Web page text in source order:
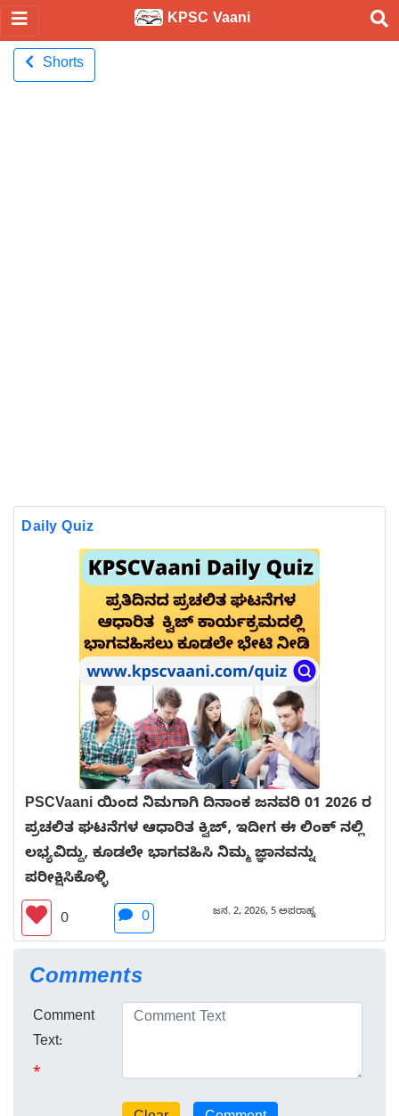
KPSC Vaani
Shorts
Daily Quiz
PSCVaani ಯಿಂದ ನಿಮಗಾಗಿ ದಿನಾಂಕ ಜನವರಿ 01 2026 ರ
ಪ್ರಚಲಿತ ಘಟನೆಗಳ ಆಧಾರಿತ ಕ್ವಿಜ್, ಇದೀಗ ಈ ಲಿಂಕ್ ನಲ್ಲಿ
ಲಭ್ಯವಿದ್ದು, ಕೂಡಲೇ ಭಾಗವಹಿಸಿ ನಿಮ್ಮ ಜ್ಞಾನವನ್ನು
ಪರೀಕ್ಷಿಸಿಕೊಳ್ಳಿ
0 0 ಜನ. 2, 2026, 5 ಅಪರಾಹ್ನ
Comments
Comment
Text:
*